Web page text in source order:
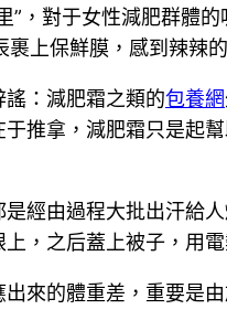
”，對于女性減肥群體
上保鮮膜，感到辣辣
：減肥霜之類的包養網
于推拿，減肥霜只是起
由過程大批出汗給人
，之后蓋上被子，用
的體重差，重要是